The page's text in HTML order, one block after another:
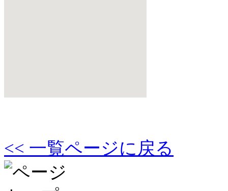
<< 一覧ページに戻る